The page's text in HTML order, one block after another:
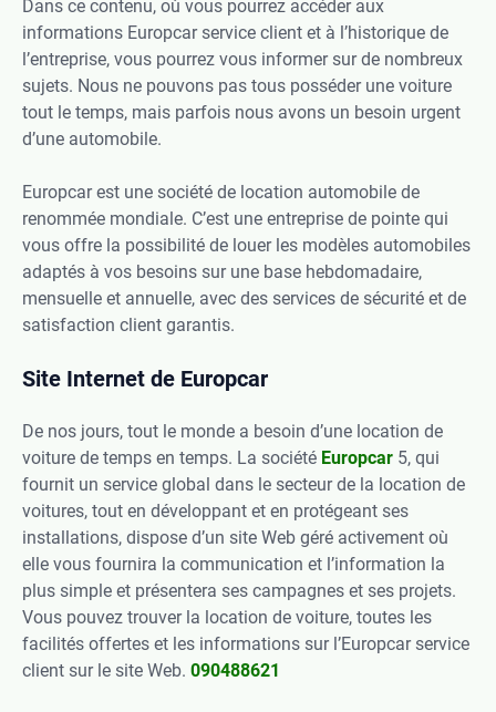
Dans ce contenu, où vous pourrez accéder aux
informations Europcar service client et à l’historique de
l’entreprise, vous pourrez vous informer sur de nombreux
sujets. Nous ne pouvons pas tous posséder une voiture
tout le temps, mais parfois nous avons un besoin urgent
d’une automobile.
Europcar est une société de location automobile de
renommée mondiale. C’est une entreprise de pointe qui
vous offre la possibilité de louer les modèles automobiles
adaptés à vos besoins sur une base hebdomadaire,
mensuelle et annuelle, avec des services de sécurité et de
satisfaction client garantis.
Site Internet de Europcar
De nos jours, tout le monde a besoin d’une location de
voiture de temps en temps. La société Europcar 5, qui
fournit un service global dans le secteur de la location de
voitures, tout en développant et en protégeant ses
installations, dispose d’un site Web géré activement où
elle vous fournira la communication et l’information la
plus simple et présentera ses campagnes et ses projets.
Vous pouvez trouver la location de voiture, toutes les
facilités offertes et les informations sur l’Europcar service
client sur le site Web. 090488621